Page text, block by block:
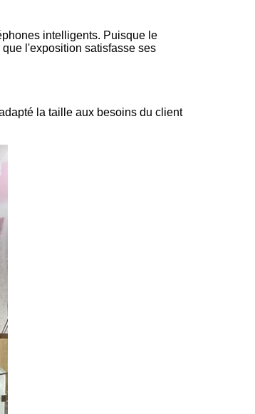
intelligents. Puisque le
l'exposition satisfasse ses
la taille aux besoins du client